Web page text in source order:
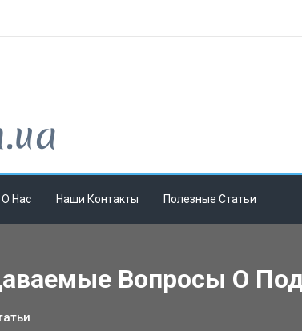
О Нас Наши Контакты Полезные Статьи
Вопросы О